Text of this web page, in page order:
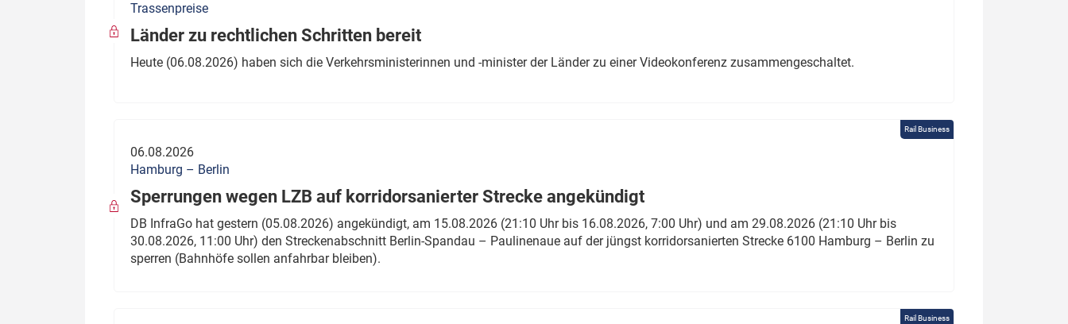
Trassenpreise
Länder zu rechtlichen Schritten bereit
Heute (06.08.2026) haben sich die Verkehrsministerinnen und -minister der Länder zu einer Videokonferenz zusammengeschaltet.
Rail Business
06.08.2026
Hamburg – Berlin
Sperrungen wegen LZB auf korridorsanierter Strecke angekündigt
DB InfraGo hat gestern (05.08.2026) angekündigt, am 15.08.2026 (21:10 Uhr bis 16.08.2026, 7:00 Uhr) und am 29.08.2026 (21:10 Uhr bis
30.08.2026, 11:00 Uhr) den Streckenabschnitt Berlin-Spandau – Paulinenaue auf der jüngst korridorsanierten Strecke 6100 Hamburg – Berlin zu
sperren (Bahnhöfe sollen anfahrbar bleiben).
Rail Business